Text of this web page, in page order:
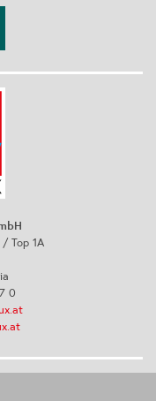
Top 1A
0